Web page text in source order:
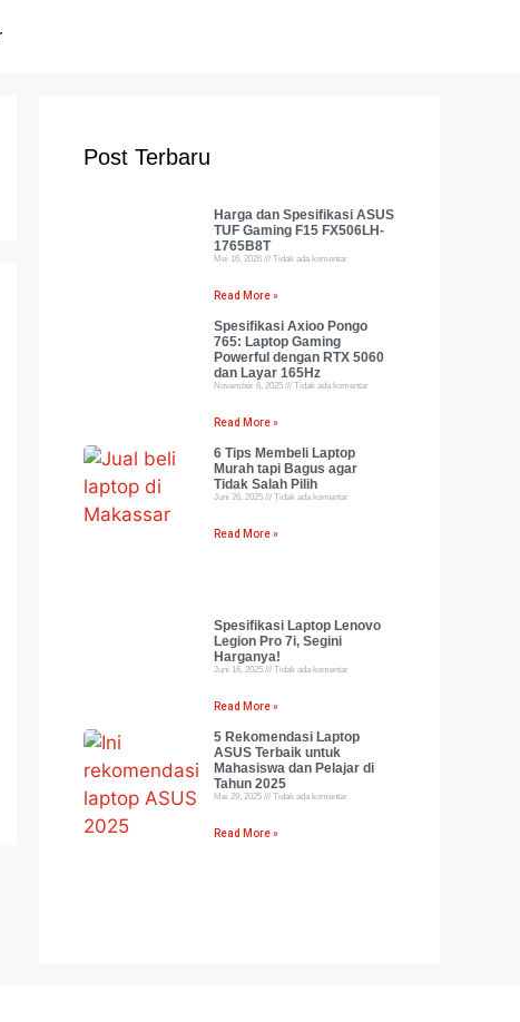
Post Terbaru
Harga dan Spesifikasi ASUS
TUF Gaming F15 FX506LH-
1765B8T
Mei 16, 2026 Tidak ada komentar
Read More »
Spesifikasi Axioo Pongo
765: Laptop Gaming
Powerful dengan RTX 5060
dan Layar 165Hz
November 6, 2025 Tidak ada komentar
Read More »
6 Tips Membeli Laptop
Murah tapi Bagus agar
Tidak Salah Pilih
Juni 26, 2025 Tidak ada komentar
Read More »
Spesifikasi Laptop Lenovo
Legion Pro 7i, Segini
Harganya!
Juni 16, 2025 Tidak ada komentar
Read More »
5 Rekomendasi Laptop
ASUS Terbaik untuk
Mahasiswa dan Pelajar di
Tahun 2025
Mei 29, 2025 Tidak ada komentar
Read More »